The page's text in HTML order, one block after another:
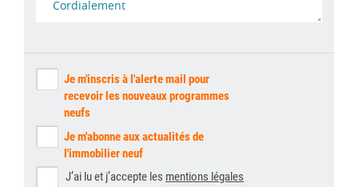
Je m'inscris à l'alerte mail pour
recevoir les nouveaux programmes
neufs
Je m'abonne aux actualités de
l'immobilier neuf
J’ai lu et j’accepte les mentions légales